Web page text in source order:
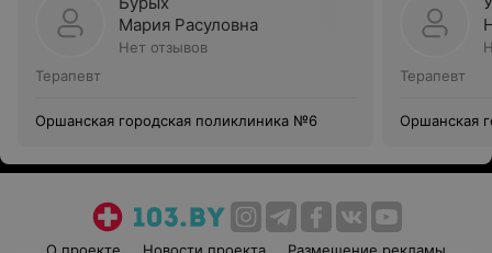
Мария Расуловна
Нет отзывов
Терапевт
Оршанская городская поликлиника №6
Терапевт
Оршанская